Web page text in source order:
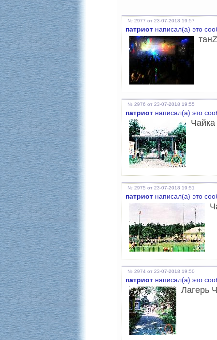
№ 2977 от 23-07-2018 19:57
патриот написал(а) это
№ 2976 от 23-07-2018 19:55
патриот написал(а) это
Чайка
№ 2975 от 23-07-2018 19:51
патриот написал(а) это
№ 2974 от 23-07-2018 19:50
патриот написал(а) это
Лагерь